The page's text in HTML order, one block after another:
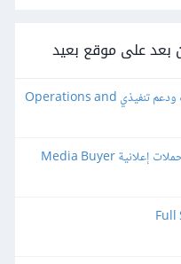
بعد على موقع بعيد